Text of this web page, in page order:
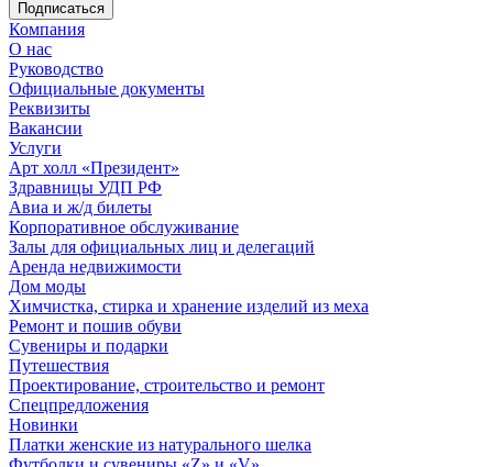
Компания
О нас
Руководство
Официальные документы
Реквизиты
Вакансии
Услуги
Арт холл «Президент»
Здравницы УДП РФ
Авиа и ж/д билеты
Корпоративное обслуживание
Залы для официальных лиц и делегаций
Аренда недвижимости
Дом моды
Химчистка, стирка и хранение изделий из меха
Ремонт и пошив обуви
Сувениры и подарки
Путешествия
Проектирование, строительство и ремонт
Спецпредложения
Новинки
Платки женские из натурального шелка